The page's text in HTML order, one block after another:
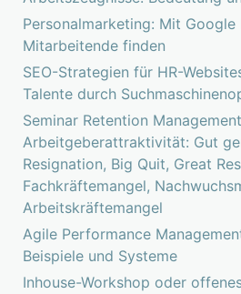
Personalmarketing: Mit Google
Mitarbeitende finden
SEO-Strategien für HR-
Talente durch
Seminar Retention
Arbeitgeberattraktivität: Gut
Resignation, Big Quit, Great
Fachkräftemangel,
Arbeitskräftemangel
Agile Performance
Beispiele und Systeme
Inhouse-Workshop oder